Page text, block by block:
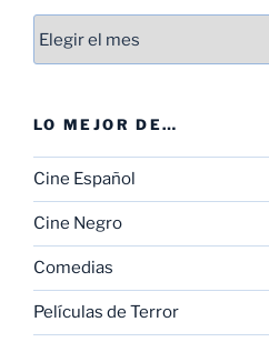
LO MEJOR DE…
Cine Español
Cine Negro
Comedias
Películas de Terror